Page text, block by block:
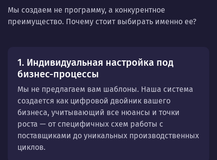
Мы создаем не программу, а конкурентное
преимущество. Почему стоит выбирать именно ее?
1. Индивидуальная настройка под
бизнес-процессы
Мы не предлагаем вам шаблоны. Наша система
создается как цифровой двойник вашего
бизнеса, учитывающий все нюансы и точки
роста — от специфичных схем работы с
поставщиками до уникальных производственных
циклов.